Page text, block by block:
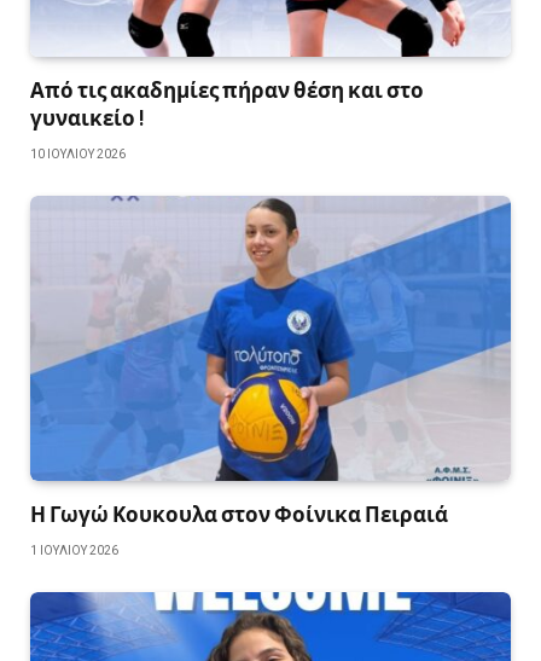
Από τις ακαδημίες πήραν θέση και στο
γυναικείο !
10 ΙΟΥΛΊΟΥ 2026
Η Γωγώ Κουκουλα στον Φοίνικα Πειραιά
1 ΙΟΥΛΊΟΥ 2026